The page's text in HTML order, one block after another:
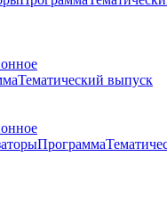
Тематический выпуск
Программа